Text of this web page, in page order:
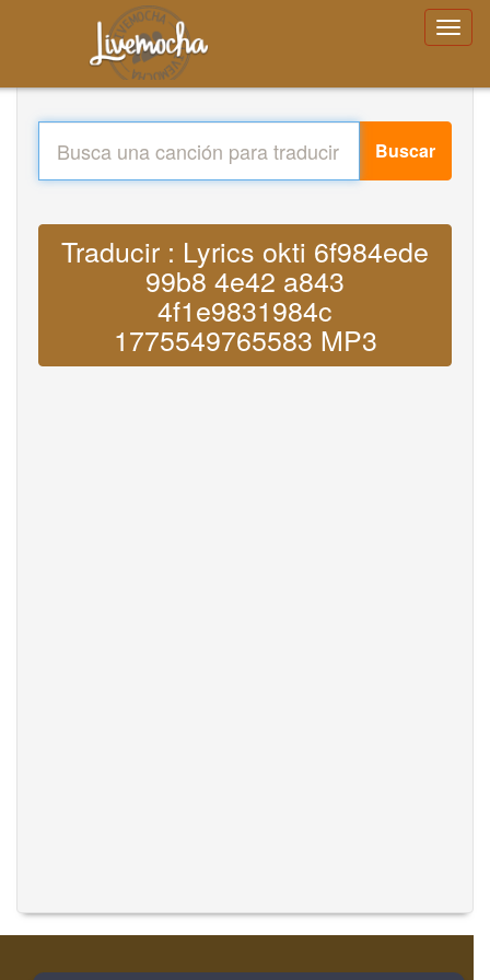
Buscar
Traducir : Lyrics okti 6f984ede
99b8 4e42 a843
4f1e9831984c
1775549765583 MP3